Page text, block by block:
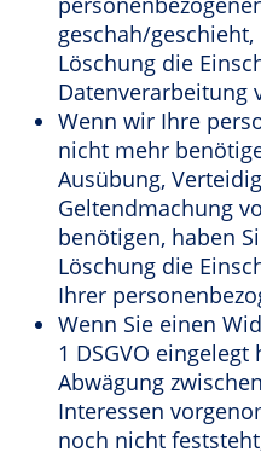
geschah/
Löschung die
Datenverarbeitung
Wenn wir Ihre
nicht mehr
Ausübung,
Geltendmachung
benötigen, haben
Löschung die
Ihrer
Wenn Sie einen
1 DSGVO
Abwägung
Interessen
noch nicht